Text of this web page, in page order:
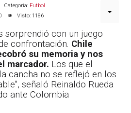
Categoría: Futbol
Visto: 1186
sorprendió con un juego
confrontación. Chile
su memoria y nos
marcador. Los que el
cancha no se reflejó en los
señaló Reinaldo Rueda
ante Colombia